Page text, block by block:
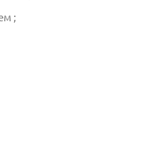
;